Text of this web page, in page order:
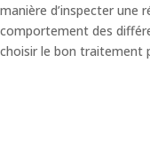
manière d’inspecter une
comportement des
choisir le bon traitement